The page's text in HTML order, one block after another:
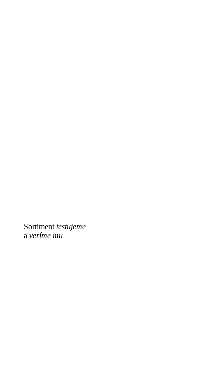
Sortiment testujeme
a veríme mu